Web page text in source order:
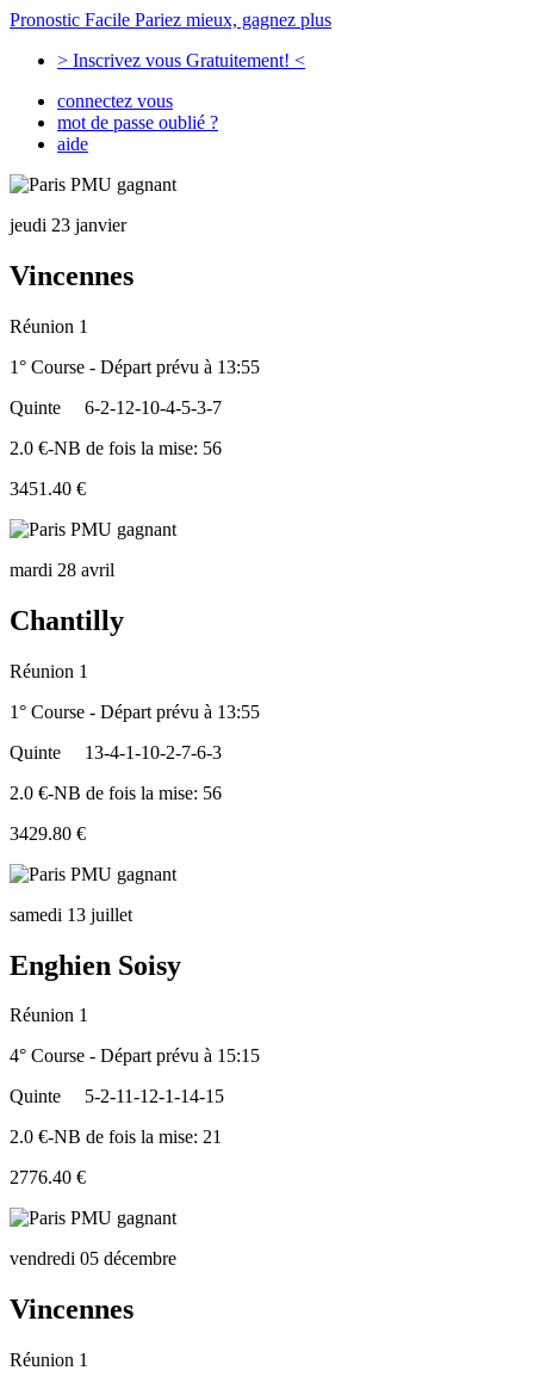
Pronostic Facile Pariez mieux, gagnez plus
> Inscrivez vous Gratuitement! <
connectez vous
mot de passe oublié ?
aide
jeudi 23 janvier
Vincennes
Réunion 1
1° Course - Départ prévu à 13:55
Quinte
6-2-12-10-4-5-3-7
2.0 €-NB de fois la mise: 56
3451.40 €
mardi 28 avril
Chantilly
Réunion 1
1° Course - Départ prévu à 13:55
Quinte
13-4-1-10-2-7-6-3
2.0 €-NB de fois la mise: 56
3429.80 €
samedi 13 juillet
Enghien Soisy
Réunion 1
4° Course - Départ prévu à 15:15
Quinte
5-2-11-12-1-14-15
2.0 €-NB de fois la mise: 21
2776.40 €
vendredi 05 décembre
Vincennes
Réunion 1